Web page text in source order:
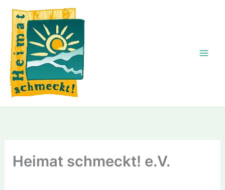
Inhalt
springen
Heimat schmeckt! e.V.